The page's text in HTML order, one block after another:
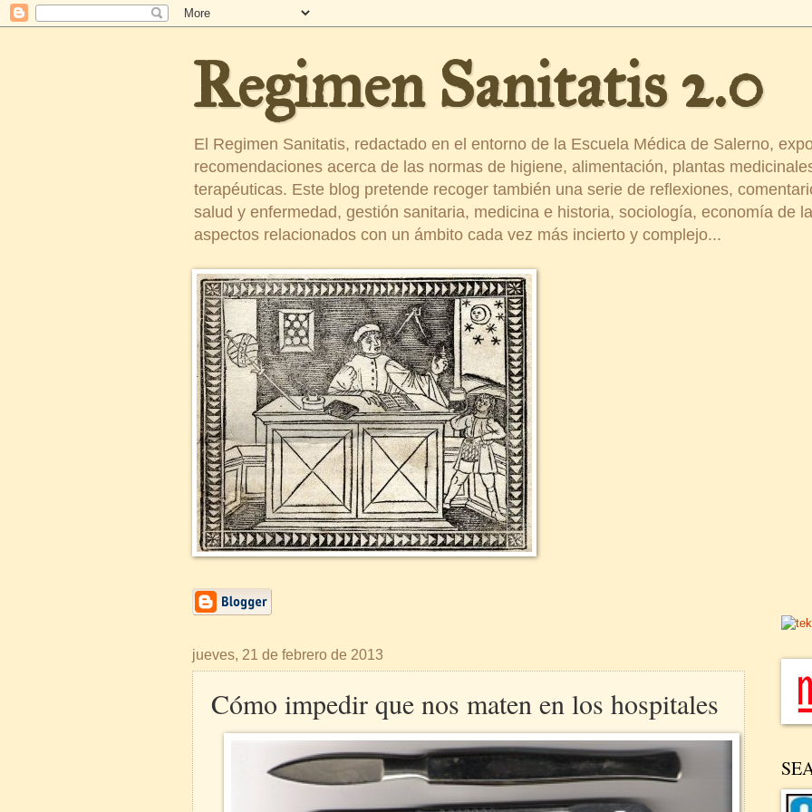
Regimen Sanitatis 2.0
El Regimen Sanitatis, redactado en el entorno de la Escuela Médica de Salerno,
recomendaciones acerca de las normas de higiene, alimentación, plantas
terapéuticas. Este blog pretende recoger también una serie de reflexiones,
salud y enfermedad, gestión sanitaria, medicina e historia, sociología, economía de
aspectos relacionados con un ámbito cada vez más incierto y complejo...
jueves, 21 de febrero de 2013
Cómo impedir que nos maten en los hospitales